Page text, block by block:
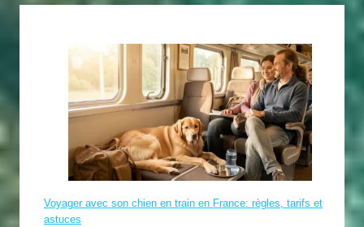
Voyager avec son chien en train en France: règles, tarifs et
astuces